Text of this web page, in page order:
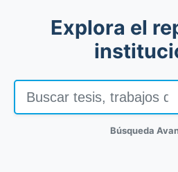
Explora el
Búsqueda